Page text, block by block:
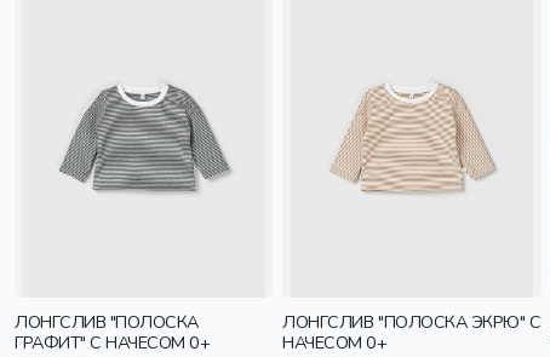
ЛОНГСЛИВ "ПОЛОСКА
ГРАФИТ" С НАЧЕСОМ 0+
ЛОНГСЛИВ "ПОЛОСКА ЭКРЮ" С
НАЧЕСОМ 0+